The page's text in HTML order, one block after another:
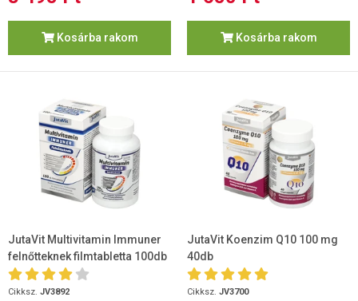
Kosárba rakom Kosárba rakom
JutaVit Multivitamin Immuner
felnőtteknek filmtabletta 100db
Cikksz. JV3892
JutaVit Koenzim Q10 100 mg
40db
Cikksz. JV3700